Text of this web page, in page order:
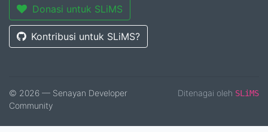
Donasi untuk SLiMS
Kontribusi untuk SLiMS?
© 2026 — Senayan Developer
Community
Ditenagai oleh SLiMS